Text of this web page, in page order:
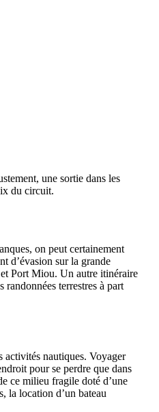
une sortie dans les
du circuit.
on peut certainement
d’évasion sur la grande
Port Miou. Un autre itinéraire
terrestres à part
activités nautiques. Voyager
pour se perdre que dans
ce milieu fragile doté d’une
la location d’un bateau